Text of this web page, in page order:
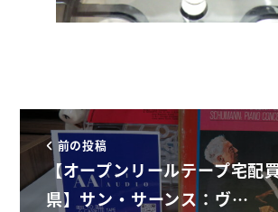
前の投稿
【オープンリールテープ宅配
県】サン・サーンス：ヴ…